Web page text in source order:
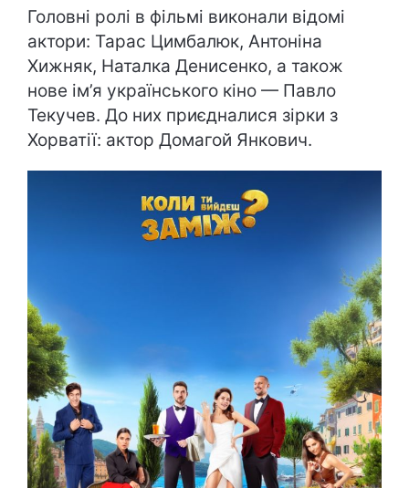
Головні ролі в фільмі виконали відомі
актори: Тарас Цимбалюк, Антоніна
Хижняк, Наталка Денисенко, а також
нове ім’я українського кіно — Павло
Текучев. До них приєдналися зірки з
Хорватії: актор Домагой Янкович.